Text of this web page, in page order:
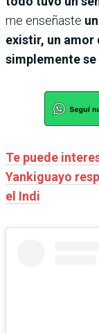
me enseñaste
existir, un amor
simplemente
Te puede
Yankiguayo
el Indi